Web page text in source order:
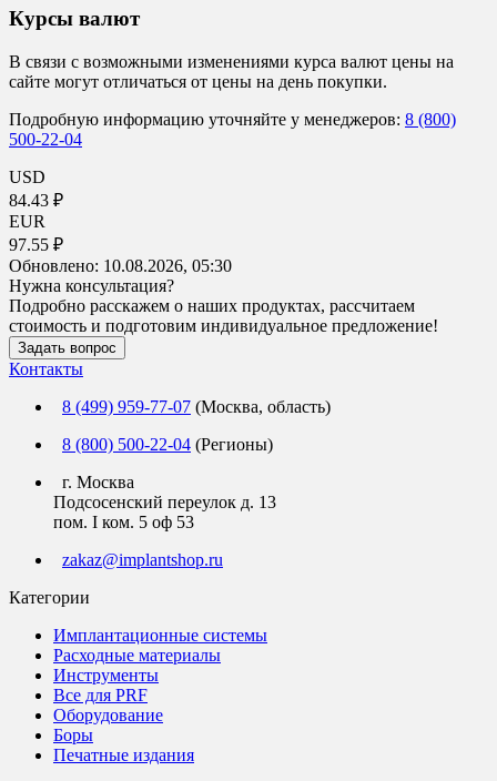
Курсы валют
В связи с возможными изменениями курса валют цены на
сайте могут отличаться от цены на день покупки.
Подробную информацию уточняйте у менеджеров: 8 (800)
500-22-04
USD
84.43 ₽
EUR
97.55 ₽
Обновлено: 10.08.2026, 05:30
Нужна консультация?
Подробно расскажем о наших продуктах, рассчитаем
стоимость и подготовим индивидуальное предложение!
Задать вопрос
Контакты
8 (499) 959-77-07 (Москва, область)
8 (800) 500-22-04 (Регионы)
г. Москва
Подсосенский переулок д. 13
пом. I ком. 5 оф 53
zakaz@implantshop.ru
Категории
Имплантационные системы
Расходные материалы
Инструменты
Все для PRF
Оборудование
Боры
Печатные издания